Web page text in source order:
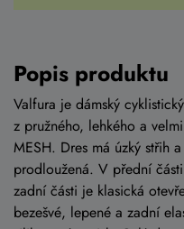
Popis produktu
Valfura je dámský
z pružného, lehkého a
MESH. Dres má úzký střih
prodloužená. V přední
zadní části je klasická
bezešvé, lepené a zadní